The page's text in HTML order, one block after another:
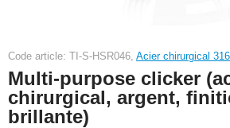
Code article: TI-S-HSR046, Acier chirurgical 316L
Multi-purpose clicker
chirurgical, argent,
brillante)